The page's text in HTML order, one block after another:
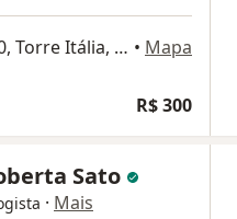
Clovis Soares, número 200, Torre Itália, sala 402, Atibaia • Mapa
R$ 300
Sato
· Mais